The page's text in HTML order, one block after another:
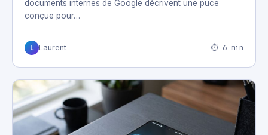
documents internes de Google décrivent une puce
conçue pour…
L Laurent ⏱ 6 min